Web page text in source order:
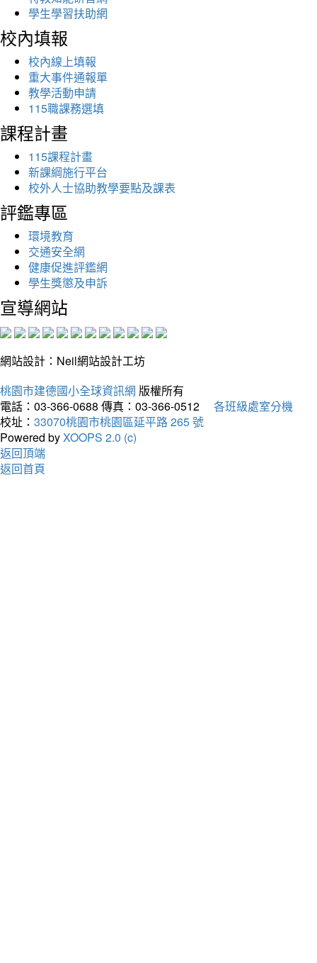
學生學習扶助網
校內填報
校內線上填報
重大事件通報單
教學活動申請
115職課務選填
課程計畫
115課程計畫
新課綱施行平台
校外人士協助教學要點及課表
評鑑專區
環境教育
交通安全網
健康促進評鑑網
學生獎懲及申訴
宣導網站
網站設計：Neil網站設計工坊
桃園市建德國小全球資訊網 版權所有
電話：03-366-0688 傳真：03-366-0512
各班級處室分機
校址： 33070桃園市桃園區延平路 265 號
Powered byXOOPS 2.0 (c)
返回頂端
返回首頁